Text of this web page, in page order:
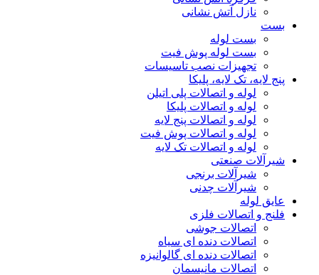
نازل آتش نشانی
بست
بست لوله
بست لوله پوش فیت
تجهیزات نصب تاسیسات
پنج لایه، تک لایه، پلیکا
لوله و اتصالات پلی اتیلن
لوله و اتصالات پلیکا
لوله و اتصالات پنج لایه
لوله و اتصالات پوش فیت
لوله و اتصالات تک لایه
شیرآلات صنعتی
شیرآلات برنجی
شیرآلات چدنی
عایق لوله
فلنج و اتصالات فلزی
اتصالات جوشی
اتصالات دنده ای سیاه
اتصالات دنده ای گالوانیزه
اتصالات مانیسمان